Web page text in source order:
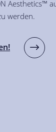
Aesthetics™
werden.